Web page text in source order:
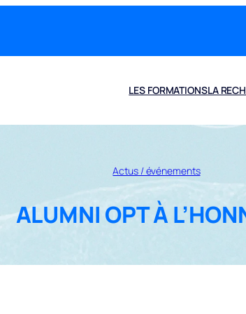
LES FORMATIONSLA
Actus / événements
ALUMNI OPT À